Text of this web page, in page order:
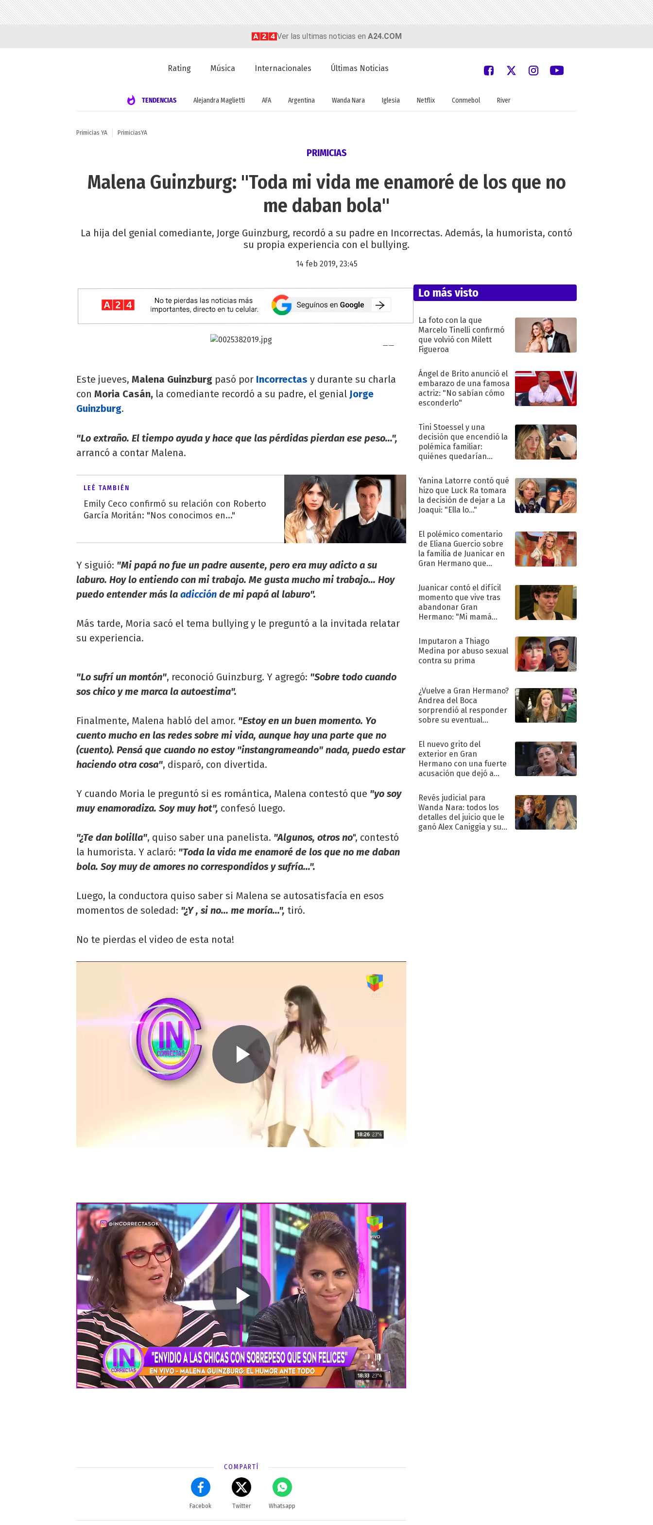
Ver las ultimas noticias en A24.COM
Rating Música Internacionales Últimas Noticias
TENDENCIAS Alejandra Maglietti AFA Argentina Wanda Nara Iglesia Netflix Conmebol River
Primicias YA PrimiciasYA
PRIMICIAS
Malena Guinzburg: "Toda mi vida me enamoré de los que no
me daban bola"
La hija del genial comediante, Jorge Guinzburg, recordó a su padre en Incorrectas. Además, la humorista, contó
su propia experiencia con el bullying.
14 feb 2019, 23:45
Este jueves, Malena Guinzburg pasó por Incorrectas y durante su charla
con Moria Casán, la comediante recordó a su padre, el genial Jorge
Guinzburg.
"Lo extraño. El tiempo ayuda y hace que las pérdidas pierdan ese peso...",
arrancó a contar Malena.
LEÉ TAMBIÉN
Emily Ceco confirmó su relación con Roberto
García Moritán: "Nos conocimos en..."
Y siguió: "Mi papá no fue un padre ausente, pero era muy adicto a su
laburo. Hoy lo entiendo con mi trabajo. Me gusta mucho mi trabajo... Hoy
puedo entender más la adicción de mi papá al laburo".
Más tarde, Moria sacó el tema bullying y le preguntó a la invitada relatar
su experiencia.
"Lo sufrí un montón", reconoció Guinzburg. Y agregó: "Sobre todo cuando
sos chico y me marca la autoestima".
Finalmente, Malena habló del amor. "Estoy en un buen momento. Yo
cuento mucho en las redes sobre mi vida, aunque hay una parte que no
(cuento). Pensá que cuando no estoy "instangrameando" nada, puedo estar
haciendo otra cosa", disparó, con divertida.
Y cuando Moria le preguntó si es romántica, Malena contestó que "yo soy
muy enamoradiza. Soy muy hot", confesó luego.
"¿Te dan bolilla", quiso saber una panelista. "Algunos, otros no", contestó
la humorista. Y aclaró: "Toda la vida me enamoré de los que no me daban
bola. Soy muy de amores no correspondidos y sufría...".
Luego, la conductora quiso saber si Malena se autosatisfacía en esos
momentos de soledad: "¿Y , si no... me moría...", tiró.
No te pierdas el video de esta nota!
COMPARTÍ
Facebok Twitter Whatsapp
Lo más visto
La foto con la que
Marcelo Tinelli confirmó
que volvió con Milett
Figueroa
Ángel de Brito anunció el
embarazo de una famosa
actriz: "No sabían cómo
esconderlo"
Tini Stoessel y una
decisión que encendió la
polémica familiar:
quiénes quedarían
Yanina Latorre contó qué
hizo que Luck Ra tomara
la decisión de dejar a La
Joaqui: "Ella lo..."
El polémico comentario
de Eliana Guercio sobre
la familia de Juanicar en
Gran Hermano que
Juanicar contó el difícil
momento que vive tras
abandonar Gran
Hermano: "Mi mamá
Imputaron a Thiago
Medina por abuso sexual
contra su prima
¿Vuelve a Gran Hermano?
Andrea del Boca
sorprendió al responder
sobre su eventual
El nuevo grito del
exterior en Gran
Hermano con una fuerte
acusación que dejó a
"Traidora"
Revés judicial para
Wanda Nara: todos los
detalles del juicio que le
ganó Alex Caniggia y sus